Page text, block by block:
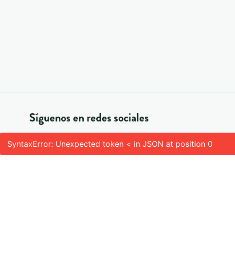
Síguenos en redes sociales
SyntaxError: Unexpected token < in JSON at position 0